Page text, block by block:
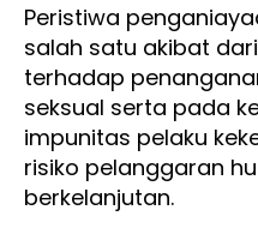
Peristiwa
salah satu akibat
terhadap
seksual serta pada
impunitas pelaku
risiko pelanggaran
berkelanjutan.